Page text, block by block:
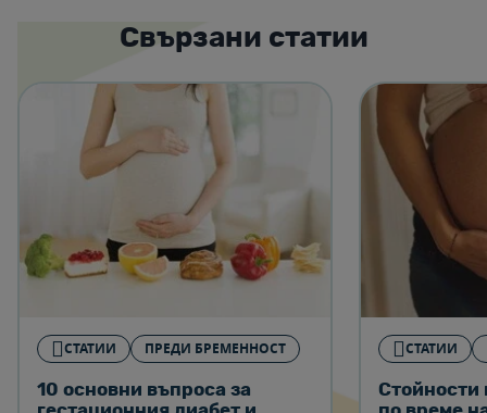
Свързани статии
СТАТИИ ПРЕДИ БРЕМЕННОСТ
10 основни въпроса за
СТАТИИ
Стойности